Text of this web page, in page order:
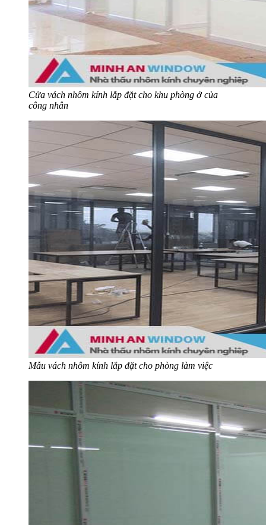
Cửa vách nhôm kính lắp đặt cho khu phòng ở của
công nhân
Mẫu vách nhôm kính lắp đặt cho phòng làm việc